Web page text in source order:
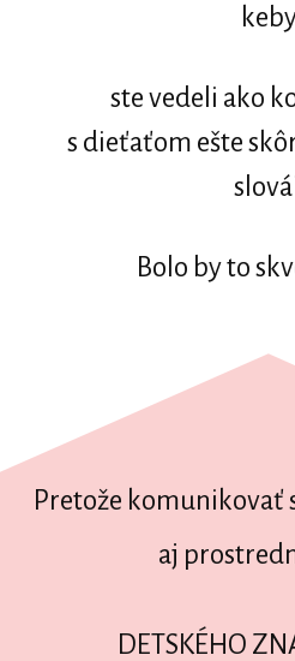
ste vedeli ako
s dieťaťom ešte
Bolo by to
Pretože komunikovať
aj
DETSKÉHO